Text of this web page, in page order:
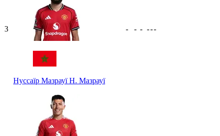
3
Нуссаїр МазрауїН. Мазрауї
- - - ---